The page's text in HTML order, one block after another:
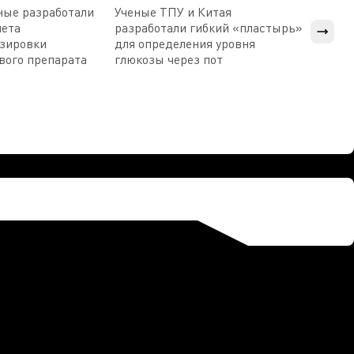
разработали
препарата
Ученые ТПУ и Китая
разработали гибкий «пластырь»
для определения уровня
глюкозы через пот